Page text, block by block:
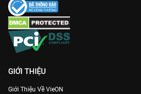
học về quản trị, lòng tin và ý chí khởi
thần để bị cuốn vào vòng xoáy quyền
minh sớm nhất duy nhất trên
GIỚI THIỆU
Giới Thiệu Về VieON